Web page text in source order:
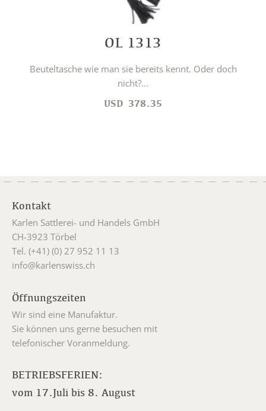
OL 1313
Beuteltasche wie man sie bereits kennt. Oder doch
nicht?...
USD 378.35
Kontakt
Karlen Sattlerei- und Handels GmbH
CH-3923 Törbel
Tel. (+41) (0) 27 952 11 13
info@karlenswiss.ch
Öffnungszeiten
Wir sind eine Manufaktur.
Sie können uns gerne besuchen mit
telefonischer Voranmeldung.
BETRIEBSFERIEN:
vom 17.Juli bis 8. August